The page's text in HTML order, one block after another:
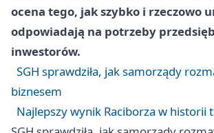
ocena tego, jak szybko i rzeczowo
odpowiadają na potrzeby
inwestorów.
SGH sprawdziła, jak samorządy
biznesem
Najlepszy wynik Raciborza w historii